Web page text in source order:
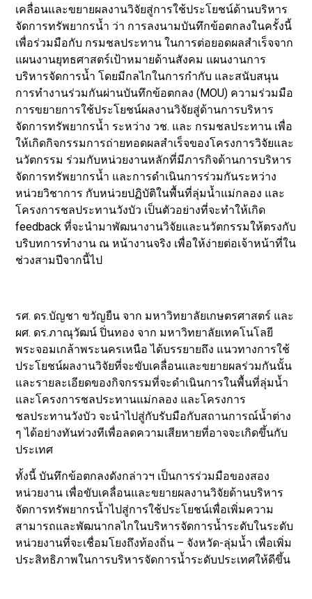
เคลื่อนและขยายผลงานวิจัยสู่การใช้ประโยชน์ด้านบริหาร
จัดการทรัพยากรน้ำ ว่า การลงนามบันทึกข้อตกลงในครั้งนี้
เพื่อร่วมมือกับ กรมชลประทาน ในการต่อยอดผลสำเร็จจาก
แผนงานยุทธศาสตร์เป้าหมายด้านสังคม แผนงานการ
บริหารจัดการน้ำ โดยมีกลไกในการกำกับ และสนับสนุน
การทำงานร่วมกันผ่านบันทึกข้อตกลง (MOU) ความร่วมมือ
การขยายการใช้ประโยชน์ผลงานวิจัยสู่ด้านการบริหาร
จัดการทรัพยากรน้ำ ระหว่าง วช. และ กรมชลประทาน เพื่อ
ให้เกิดกิจกรรมการถ่ายทอดผลสำเร็จของโครงการวิจัยและ
นวัตกรรม ร่วมกับหน่วยงานหลักที่มีภารกิจด้านการบริหาร
จัดการทรัพยากรน้ำ และการดำเนินการร่วมกันระหว่าง
หน่วยวิชาการ กับหน่วยปฏิบัติในพื้นที่ลุ่มน้ำแม่กลอง และ
โครงการชลประทานวังบัว เป็นตัวอย่างที่จะทำให้เกิด
feedback ที่จะนำมาพัฒนางานวิจัยและนวัตกรรมให้ตรงกับ
บริบทการทำงาน ณ หน้างานจริง เพื่อให้ง่ายต่อเจ้าหน้าที่ใน
ช่วงสามปีจากนี้ไป
รศ. ดร.บัญชา ขวัญยืน จาก มหาวิทยาลัยเกษตรศาสตร์ และ
ผศ. ดร.ภาณุวัฒน์ ปิ่นทอง จาก มหาวิทยาลัยเทคโนโลยี
พระจอมเกล้าพระนครเหนือ ได้บรรยายถึง แนวทางการใช้
ประโยชน์ผลงานวิจัยที่จะขับเคลื่อนและขยายผลร่วมกันนั้น
และรายละเอียดของกิจกรรมที่จะดำเนินการในพื้นที่ลุ่มน้ำ
และโครงการชลประทานแม่กลอง และโครงการ
ชลประทานวังบัว จะนำไปสู่กับรับมือกับสถานการณ์น้ำต่าง
ๆ ได้อย่างทันท่วงทีเพื่อลดความเสียหายที่อาจจะเกิดขึ้นกับ
ประเทศ
ทั้งนี้ บันทึกข้อตกลงดังกล่าวฯ เป็นการร่วมมือของสอง
หน่วยงาน เพื่อขับเคลื่อนและขยายผลงานวิจัยด้านบริหาร
จัดการทรัพยากรน้ำไปสู่การใช้ประโยชน์เพื่อเพิ่มความ
สามารถและพัฒนากลไกในบริหารจัดการน้ำระดับในระดับ
หน่วยงานที่จะเชื่อมโยงถึงท้องถิ่น – จังหวัด-ลุ่มน้ำ เพื่อเพิ่ม
ประสิทธิภาพในการบริหารจัดการน้ำระดับประเทศให้ดีขึ้น